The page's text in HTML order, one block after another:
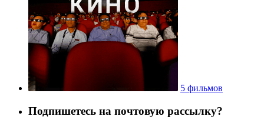
5 фильмов
Подпишетесь на почтовую рассылку?